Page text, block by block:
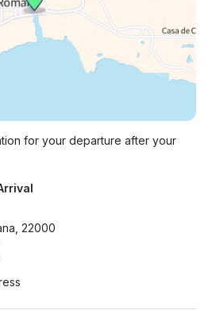
for your departure after your
22000